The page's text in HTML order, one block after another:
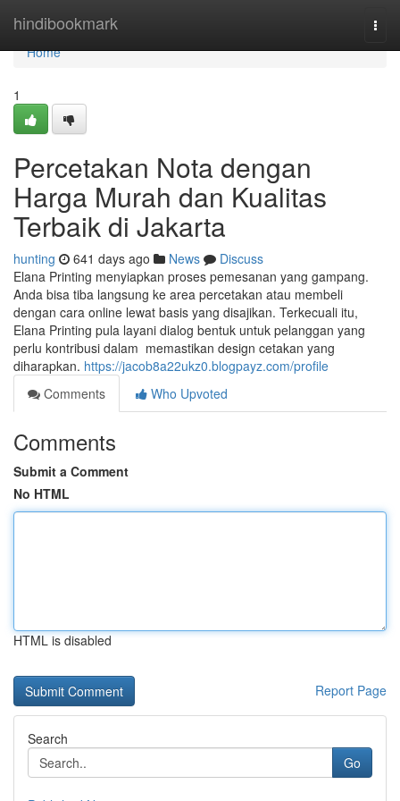
hindibookmark
Home
Home
1
Percetakan Nota dengan
Harga Murah dan Kualitas
Terbaik di Jakarta
hunting 641 days ago News
Discuss
Elana Printing menyiapkan proses pemesanan yang gampang.
Anda bisa tiba langsung ke area percetakan atau membeli
dengan cara online lewat basis yang disajikan. Terkecuali itu,
Elana Printing pula layani dialog bentuk untuk pelanggan yang
perlu kontribusi dalam memastikan design cetakan yang
diharapkan. https://jacob8a22ukz0.blogpayz.com/profile
Comments
Who Upvoted
Comments
Submit a Comment
No HTML
HTML is disabled
Report Page
Search
Go